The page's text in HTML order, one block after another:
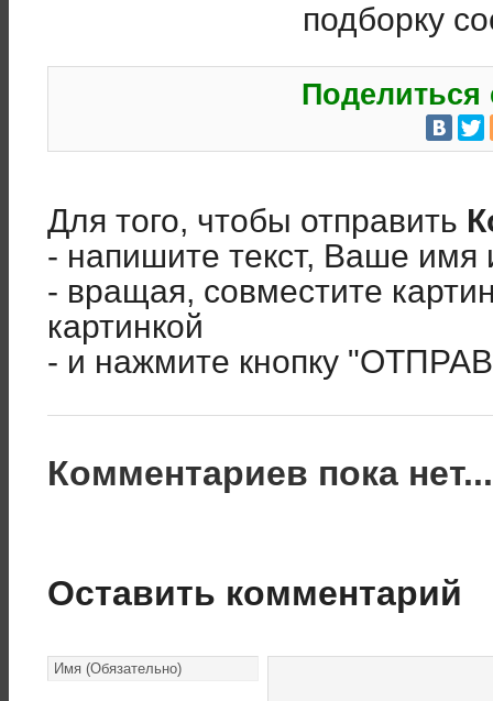
подборку
Поделиться
Для того, чтобы отправить
- напишите текст, Ваше имя
- вращая, совместите
картинкой
- и нажмите кнопку
Комментариев пока
Оставить комментарий